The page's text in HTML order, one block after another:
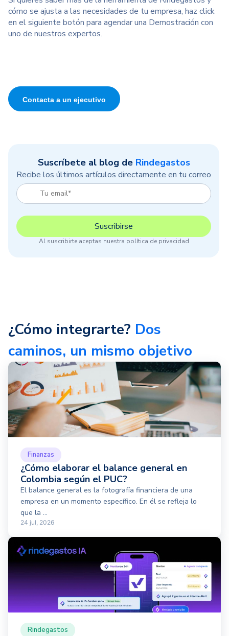
Suscríbete al blog de Rindegastos
Recibe los últimos artículos directamente en tu correo
Al suscribirte aceptas nuestra política de privacidad
cómo se ajusta a las necesidades de tu empresa, haz click
en el siguiente botón para agendar una Demostración con
uno de nuestros expertos.
Contacta a un ejecutivo
¿Cómo integrarte? Dos
caminos, un mismo objetivo
Finanzas
¿Cómo elaborar el balance general en
Colombia según el PUC?
El balance general es la fotografía financiera de una
empresa en un momento específico. En él se refleja lo
que la ...
24 jul, 2026
Rindegastos